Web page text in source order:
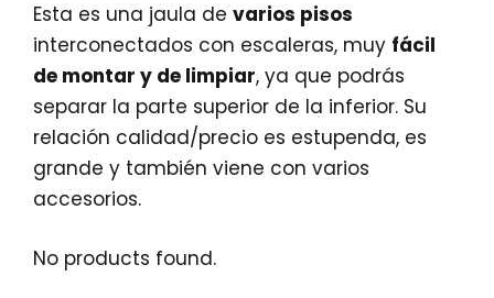
Esta es una jaula de varios pisos
interconectados con escaleras, muy fácil
de montar y de limpiar, ya que podrás
separar la parte superior de la inferior. Su
relación calidad/precio es estupenda, es
grande y también viene con varios
accesorios.
No products found.